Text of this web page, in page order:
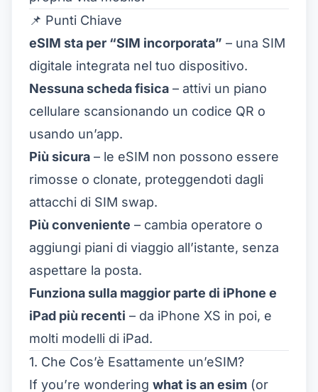
📌 Punti Chiave
eSIM sta per “SIM incorporata” – una SIM
digitale integrata nel tuo dispositivo.
Nessuna scheda fisica – attivi un piano
cellulare scansionando un codice QR o
usando un’app.
Più sicura – le eSIM non possono essere
rimosse o clonate, proteggendoti dagli
attacchi di SIM swap.
Più conveniente – cambia operatore o
aggiungi piani di viaggio all’istante, senza
aspettare la posta.
Funziona sulla maggior parte di iPhone e
iPad più recenti – da iPhone XS in poi, e
molti modelli di iPad.
1. Che Cos’è Esattamente un’eSIM?
If you’re wondering what is an esim (or